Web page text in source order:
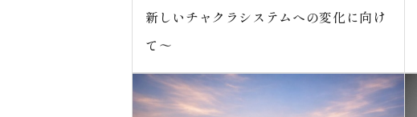
新しいチャクラシステムへの変化に向け
て～